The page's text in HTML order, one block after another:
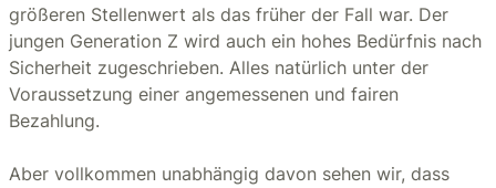
größeren Stellenwert als das früher der Fall war. Der
jungen Generation Z wird auch ein hohes Bedürfnis nach
Sicherheit zugeschrieben. Alles natürlich unter der
Voraussetzung einer angemessenen und fairen
Bezahlung.
Aber vollkommen unabhängig davon sehen wir, dass